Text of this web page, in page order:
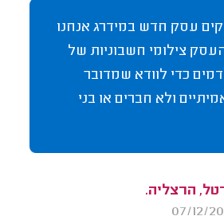
עסק חדש במידרג אנחנו
צילומי חשבוניות של
כדי לוודא שמדובר
ולא חברים או בני
הרצליה.